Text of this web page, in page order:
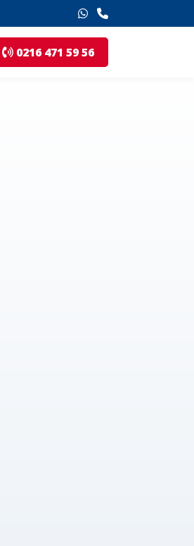
0216 471 59 56